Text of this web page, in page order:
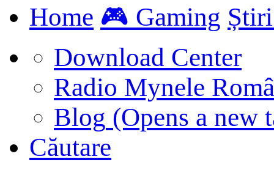
Home 🎮 Gaming
Download Center
Radio Mynele
Blog (Opens a new
Căutare